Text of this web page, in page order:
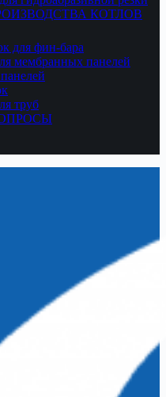
КОТЛОВ
для фин-бара
мембранных панелей
труб